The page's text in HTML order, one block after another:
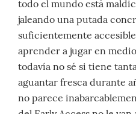
todo el mundo está
jaleando una putada
suficientemente
aprender a jugar en
todavía no sé si tiene
aguantar fresca durante
no parece